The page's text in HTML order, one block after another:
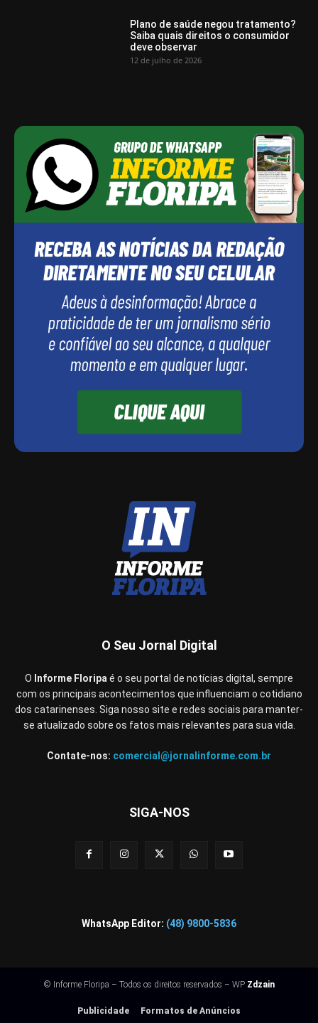
Plano de saúde negou tratamento?
Saiba quais direitos o consumidor
deve observar
12 de julho de 2026
O Seu Jornal Digital
O Informe Floripa é o seu portal de notícias digital, sempre
com os principais acontecimentos que influenciam o cotidiano
dos catarinenses. Siga nosso site e redes sociais para manter-
se atualizado sobre os fatos mais relevantes para sua vida.
Contate-nos: comercial@jornalinforme.com.br
SIGA-NOS
WhatsApp Editor: (48) 9800-5836
© Informe Floripa – Todos os direitos reservados – WP Zdzain
Publicidade Formatos de Anúncios